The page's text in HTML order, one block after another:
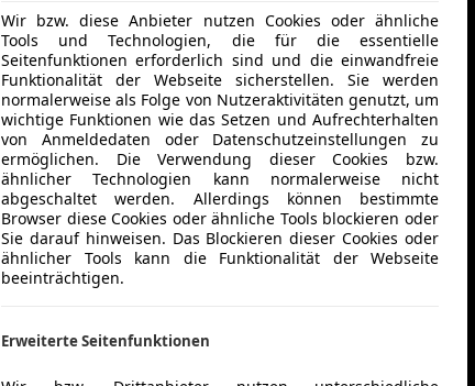
Wir bzw. diese Anbieter nutzen Cookies oder ähnliche
Tools und Technologien, die für die essentielle
Seitenfunktionen erforderlich sind und die einwandfreie
Funktionalität der Webseite sicherstellen. Sie werden
normalerweise als Folge von Nutzeraktivitäten genutzt, um
wichtige Funktionen wie das Setzen und Aufrechterhalten
von Anmeldedaten oder Datenschutzeinstellungen zu
ermöglichen. Die Verwendung dieser Cookies bzw.
ähnlicher Technologien kann normalerweise nicht
abgeschaltet werden. Allerdings können bestimmte
Browser diese Cookies oder ähnliche Tools blockieren oder
Sie darauf hinweisen. Das Blockieren dieser Cookies oder
ähnlicher Tools kann die Funktionalität der Webseite
beeinträchtigen.
Erweiterte Seitenfunktionen